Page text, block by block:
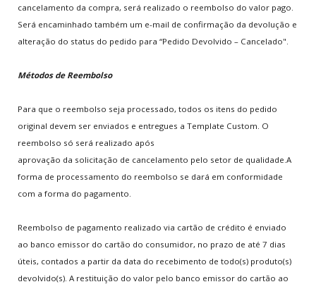
cancelamento da compra, será realizado o reembolso do valor pago.
Será encaminhado também um e-mail de confirmação da devolução e
alteração do status do pedido para “Pedido Devolvido – Cancelado".
Métodos de Reembolso
Para que o reembolso seja processado, todos os itens do pedido
original devem ser enviados e entregues a Template Custom. O
reembolso só será realizado após
aprovação da solicitação de cancelamento pelo setor de qualidade.A
forma de processamento do reembolso se dará em conformidade
com a forma do pagamento.
Reembolso de pagamento realizado via cartão de crédito é enviado
ao banco emissor do cartão do consumidor, no prazo de até 7 dias
úteis, contados a partir da data do recebimento de todo(s) produto(s)
devolvido(s). A restituição do valor pelo banco emissor do cartão ao
Todos os Termos
MAIS
World Cup Penalty
Call of Duty 2
Super Mario Bros.
Arcade Golf
MENU DO USUÁRIO
Assinar Plano
Cadastre-se
Login/Conta